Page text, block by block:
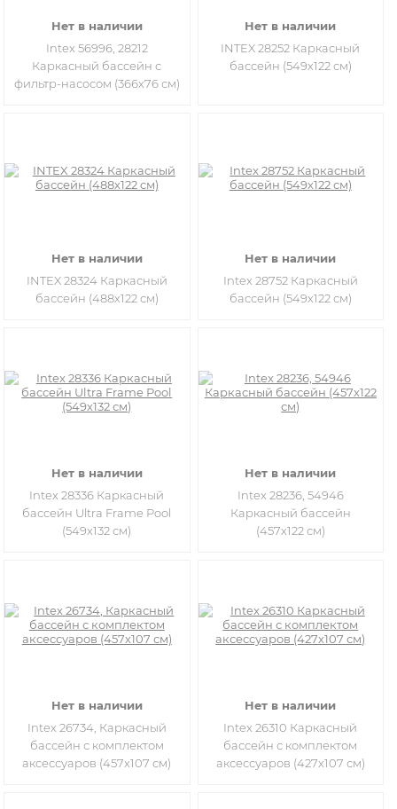
Нет в наличии
Intex 56996, 28212
Каркасный бассейн с
фильтр-насосом (366х76 см)
Нет в наличии
INTEX 28252 Каркасный
бассейн (549х122 см)
Нет в наличии
INTEX 28324 Каркасный
бассейн (488х122 см)
Нет в наличии
Intex 28752 Каркасный
бассейн (549х122 см)
Нет в наличии
Intex 28336 Каркасный
бассейн Ultra Frame Pool
(549х132 см)
Нет в наличии
Intex 28236, 54946
Каркасный бассейн
(457х122 см)
Нет в наличии
Intex 26734, Каркасный
бассейн с комплектом
аксессуаров (457х107 см)
Нет в наличии
Intex 26310 Каркасный
бассейн с комплектом
аксессуаров (427х107 см)